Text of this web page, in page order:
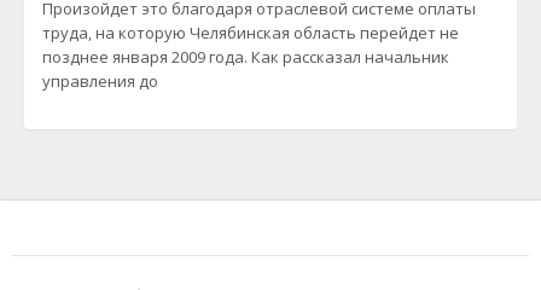
Произойдет это благодаря отраслевой системе оплаты
труда, на которую Челябинская область перейдет не
позднее января 2009 года. Как рассказал начальник
управления до